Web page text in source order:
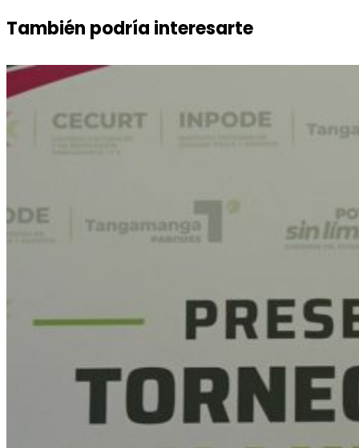
También podría interesarte